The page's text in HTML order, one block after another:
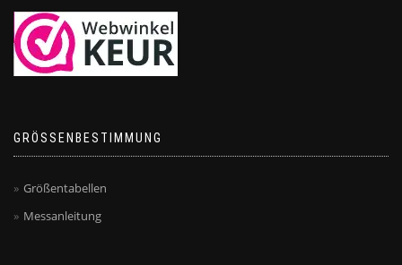
GRÖSSENBESTIMMUNG
Größentabellen
Messanleitung